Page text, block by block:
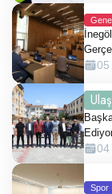
05
04
Spor